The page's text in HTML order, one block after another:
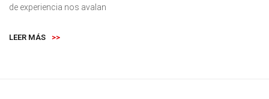
de experiencia nos avalan
LEER MÁS >>